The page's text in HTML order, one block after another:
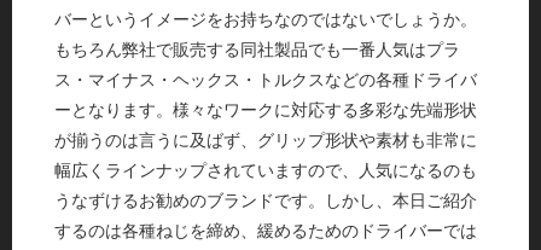
バーというイメージをお持ちなのではないでしょうか。
もちろん弊社で販売する同社製品でも一番人気はプラ
ス・マイナス・ヘックス・トルクスなどの各種ドライバ
ーとなります。様々なワークに対応する多彩な先端形状
が揃うのは言うに及ばず、グリップ形状や素材も非常に
幅広くラインナップされていますので、人気になるのも
うなずけるお勧めのブランドです。しかし、本日ご紹介
するのは各種ねじを締め、緩めるためのドライバーでは